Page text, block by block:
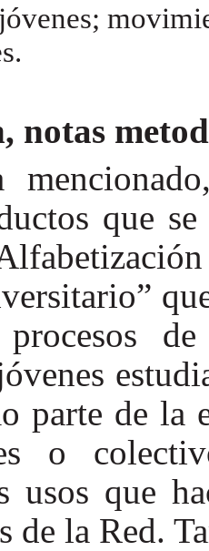
notas
que
parte de la
o
usos que
de la Red.